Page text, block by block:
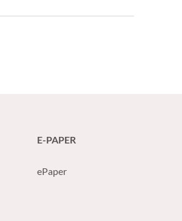
E-PAPER
ePaper